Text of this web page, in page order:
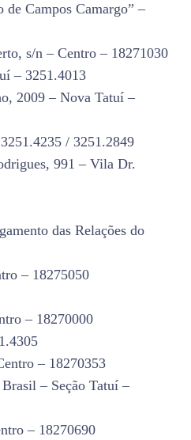
de Campos Camargo” –
s/n – Centro – 18271030
– 3251.4013
2009 – Nova Tatuí –
/ 3251.2849
991 – Vila Dr.
das Relações do
– 18275050
– 18270000
– 18270353
– Seção Tatuí –
– 18270690